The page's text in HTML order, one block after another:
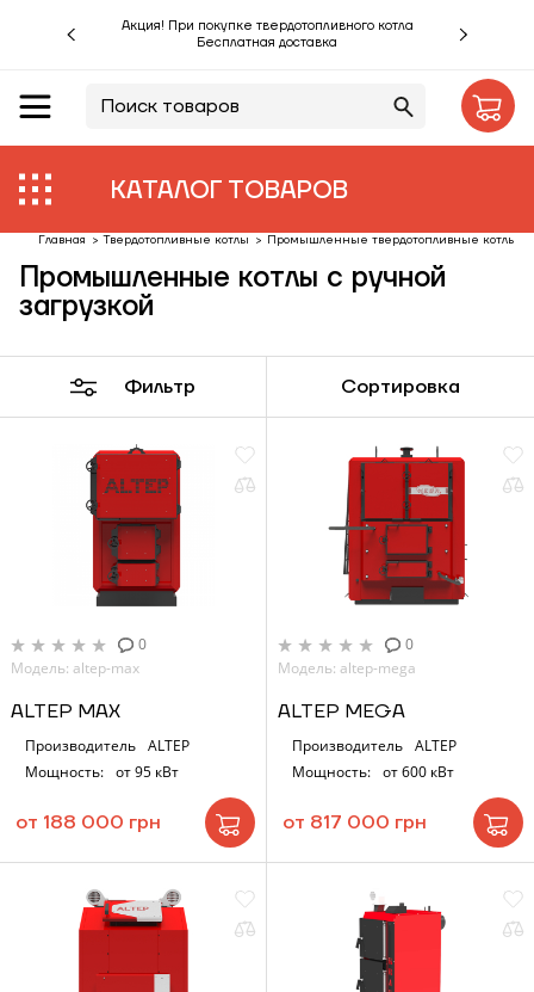
Акция! При покупке твердотопливного котла
Бесплатная доставка
КАТАЛОГ ТОВАРОВ
Акции %
Производители
Объекты
Монтаж
Клиентам
Статьи
Контакты
Главная > Твердотопливные котлы > Промышленные твердотопливные котлы
Промышленные котлы с ручной
загрузкой
Фильтр Сортировка
0
Модель: altep-max
ALTEP MAX
Производитель ALTEP
Мощность: от 95 кВт
от 188 000 грн
0
Модель: altep-mega
ALTEP MEGA
Производитель ALTEP
Мощность: от 600 кВт
от 817 000 грн